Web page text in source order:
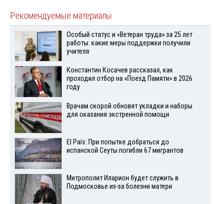
Рекомендуемые материалы
Особый статус и «Ветеран труда» за 25 лет
работы: какие меры поддержки получили
учителя
Константин Косачев рассказал, как
проходил отбор на «Поезд Памяти» в 2026
году
Врачам скорой обновят укладки и наборы
для оказания экстренной помощи
El País: При попытке добраться до
испанской Сеуты погибли 67 мигрантов
Митрополит Иларион будет служить в
Подмосковье из-за болезни матери